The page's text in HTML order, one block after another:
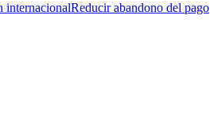
internacionalReducir abandono del pago